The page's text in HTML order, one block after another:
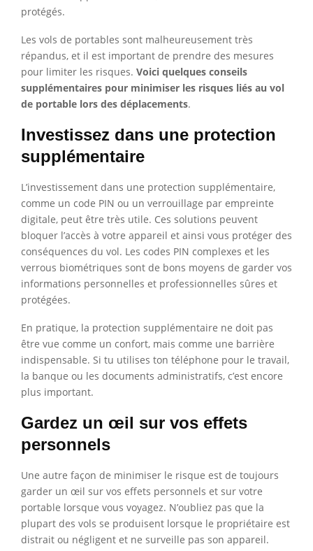
protégés.
Les vols de portables sont malheureusement très
répandus, et il est important de prendre des mesures
pour limiter les risques. Voici quelques conseils
supplémentaires pour minimiser les risques liés au vol
de portable lors des déplacements.
Investissez dans une protection
supplémentaire
L’investissement dans une protection supplémentaire,
comme un code PIN ou un verrouillage par empreinte
digitale, peut être très utile. Ces solutions peuvent
bloquer l’accès à votre appareil et ainsi vous protéger des
conséquences du vol. Les codes PIN complexes et les
verrous biométriques sont de bons moyens de garder vos
informations personnelles et professionnelles sûres et
protégées.
En pratique, la protection supplémentaire ne doit pas
être vue comme un confort, mais comme une barrière
indispensable. Si tu utilises ton téléphone pour le travail,
la banque ou les documents administratifs, c’est encore
plus important.
Gardez un œil sur vos effets
personnels
Une autre façon de minimiser le risque est de toujours
garder un œil sur vos effets personnels et sur votre
portable lorsque vous voyagez. N’oubliez pas que la
plupart des vols se produisent lorsque le propriétaire est
distrait ou négligent et ne surveille pas son appareil.